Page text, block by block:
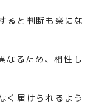
ると判断も楽にな
なるため、相性も
く届けられるよう